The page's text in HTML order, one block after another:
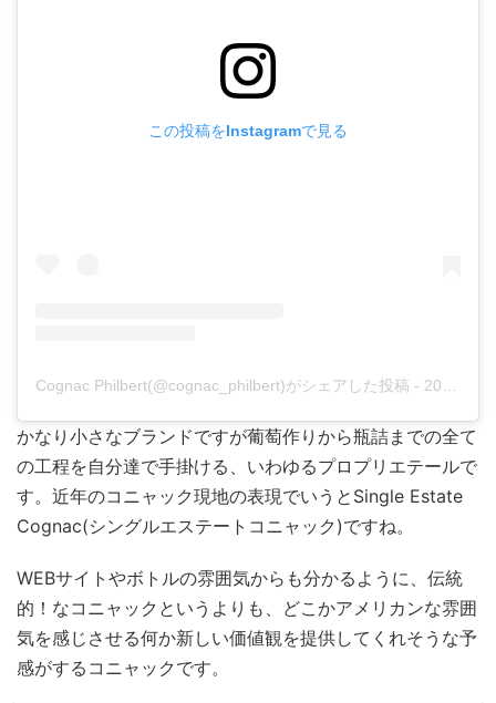
この投稿をInstagramで見る
Cognac Philbert(@cognac_philbert)がシェアした投稿 - 2017年 6月月16日午前5時41分PDT
かなり小さなブランドですが葡萄作りから瓶詰までの全て
の工程を自分達で手掛ける、いわゆるプロプリエテールで
す。近年のコニャック現地の表現でいうとSingle Estate
Cognac(シングルエステートコニャック)ですね。
WEBサイトやボトルの雰囲気からも分かるように、伝統
的！なコニャックというよりも、どこかアメリカンな雰囲
気を感じさせる何か新しい価値観を提供してくれそうな予
感がするコニャックです。